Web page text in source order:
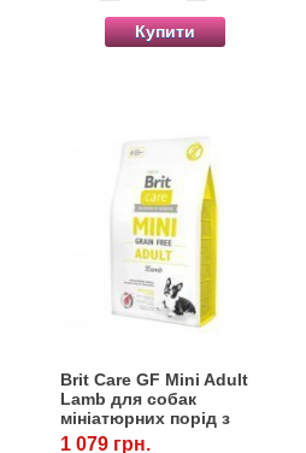
Купити
Brit Care GF Mini Adult
Lamb для собак
мініатюрних порід з
ягнятиною, 2 кг
1 079 грн.